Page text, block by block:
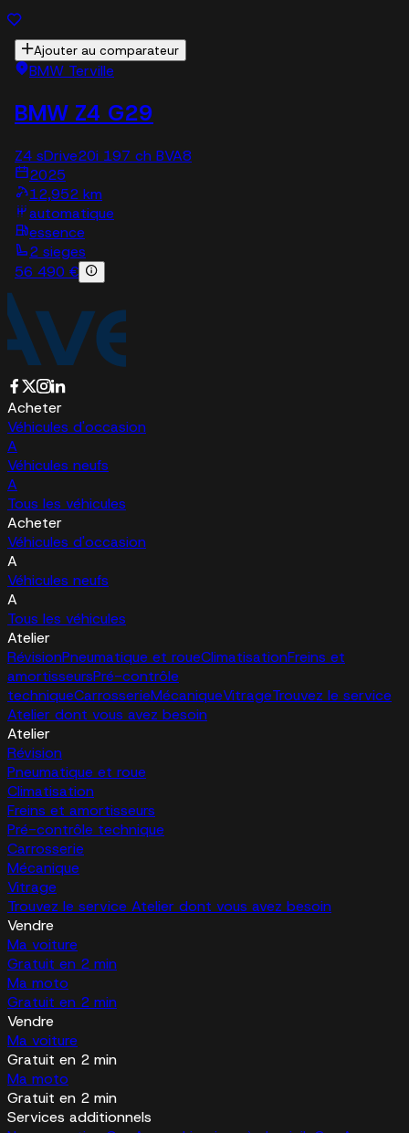
Ajouter au comparateur
BMW Terville
BMW Z4 G29
Z4 sDrive20i 197 ch BVA8
2025
12,952 km
automatique
essence
2 sieges
56 490 €
Acheter
Véhicules d'occasion
A
Véhicules neufs
A
Tous les véhicules
Acheter
Véhicules d'occasion
A
Véhicules neufs
A
Tous les véhicules
Atelier
RévisionPneumatique et roueClimatisationFreins et
amortisseursPré-contrôle
techniqueCarrosserieMécaniqueVitrageTrouvez le service
Atelier dont vous avez besoin
Atelier
Révision
Pneumatique et roue
Climatisation
Freins et amortisseurs
Pré-contrôle technique
Carrosserie
Mécanique
Vitrage
Trouvez le service Atelier dont vous avez besoin
Vendre
Ma voiture
Gratuit en 2 min
Ma moto
Gratuit en 2 min
Vendre
Ma voiture
Gratuit en 2 min
Ma moto
Gratuit en 2 min
Services additionnels